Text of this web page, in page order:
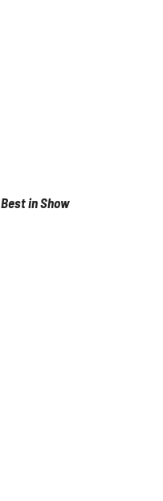
Best in Show